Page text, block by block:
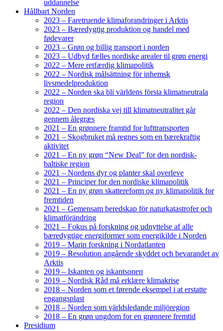
uddannelse
Hållbart Norden
2023 – Faretruende klimaforandringer i Arktis
2023 – Bæredygtig produktion og handel med
fødevarer
2023 – Grøn og billig transport i norden
2023 – Udbyd fælles nordiske arealer til grøn energi
2022 – Mere retfærdig klimapolitik
2022 – Nordisk målsättning för inhemsk
livsmedelproduktion
2022 – Norden ska bli världens första klimatneutrala
region
2022 – Den nordiska vej till klimatneutralitet går
gennem ålegræs
2021 – En grønnere framtid for lufttransporten
2021 – Skogbruket må regnes som en bærekraftig
aktivitet
2021 – En ny grøn “New Deal” for den nordisk-
baltiske region
2021 – Nordens dyr og planter skal overleve
2021 – Principer for den nordiske klimapolitik
2021 – En ny grøn skattereform og ny klimapolitik for
fremtiden
2021 – Gemensam beredskap för naturkatastrofer och
klimatförändring
2021 – Fokus på forskning og udnyttelse af alle
bæredygtige energiformer som energikilde i Norden
2019 – Marin forskning i Nordatlanten
2019 – Resolution angående skyddet och bevarandet av
Arktis
2019 – Iskanten og iskantsonen
2019 – Nordisk Råd må erklære klimakrise
2018 – Norden som et førende eksempel i at erstatte
engangsplast
2018 – Norden som världsledande miljöregion
2018 – En grøn ungdom for en grønnere fremtid
Presidium